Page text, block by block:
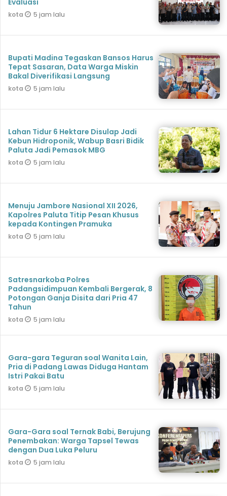
Evaluasi
kota 5 jam lalu
Bupati Madina Tegaskan Bansos Harus
Tepat Sasaran, Data Warga Miskin
Bakal Diverifikasi Langsung
kota 5 jam lalu
Lahan Tidur 6 Hektare Disulap Jadi
Kebun Hidroponik, Wabup Basri Bidik
Paluta Jadi Pemasok MBG
kota 5 jam lalu
Menuju Jambore Nasional XII 2026,
Kapolres Paluta Titip Pesan Khusus
kepada Kontingen Pramuka
kota 5 jam lalu
Satresnarkoba Polres
Padangsidimpuan Kembali Bergerak, 8
Potongan Ganja Disita dari Pria 47
Tahun
kota 5 jam lalu
Gara-gara Teguran soal Wanita Lain,
Pria di Padang Lawas Diduga Hantam
Istri Pakai Batu
kota 5 jam lalu
Gara-Gara soal Ternak Babi, Berujung
Penembakan: Warga Tapsel Tewas
dengan Dua Luka Peluru
kota 5 jam lalu